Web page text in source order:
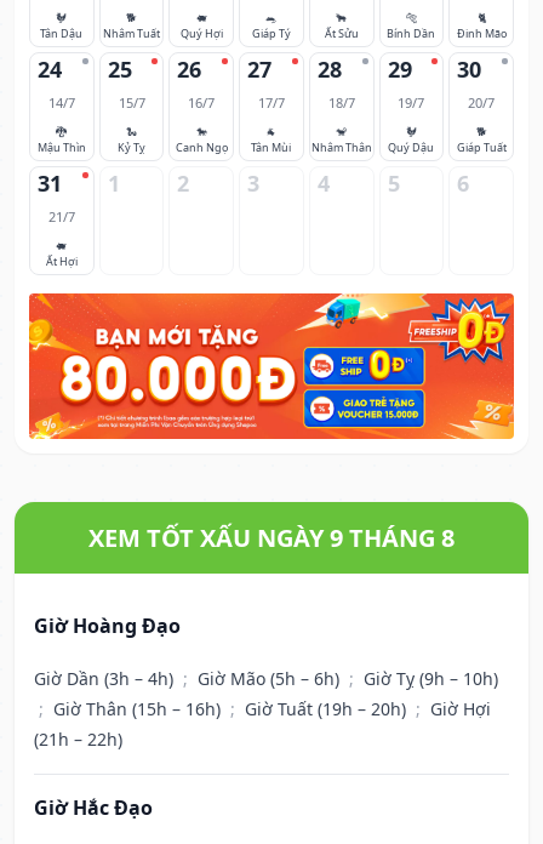
🐓
Tân Dậu
🐕
Nhâm Tuất
🐖
Quý Hợi
🐀
Giáp Tý
🐂
Ất Sửu
🐅
Bính Dần
🐈
Đinh Mão
24
14/7
🐉
Mậu Thìn
25
15/7
🐍
Kỷ Tỵ
26
16/7
🐎
Canh Ngọ
27
17/7
🐐
Tân Mùi
28
18/7
🐒
Nhâm Thân
29
19/7
🐓
Quý Dậu
30
20/7
🐕
Giáp Tuất
31
21/7
🐖
Ất Hợi
1 2 3 4 5 6
XEM TỐT XẤU NGÀY 9 THÁNG 8
Giờ Hoàng Đạo
Giờ Dần (3h – 4h) ; Giờ Mão (5h – 6h) ; Giờ Tỵ (9h – 10h)
; Giờ Thân (15h – 16h) ; Giờ Tuất (19h – 20h) ; Giờ Hợi
(21h – 22h)
Giờ Hắc Đạo